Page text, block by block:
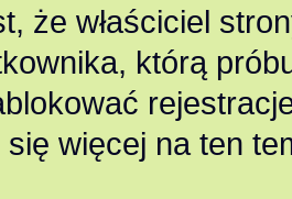
że właściciel
którą
więcej na ten